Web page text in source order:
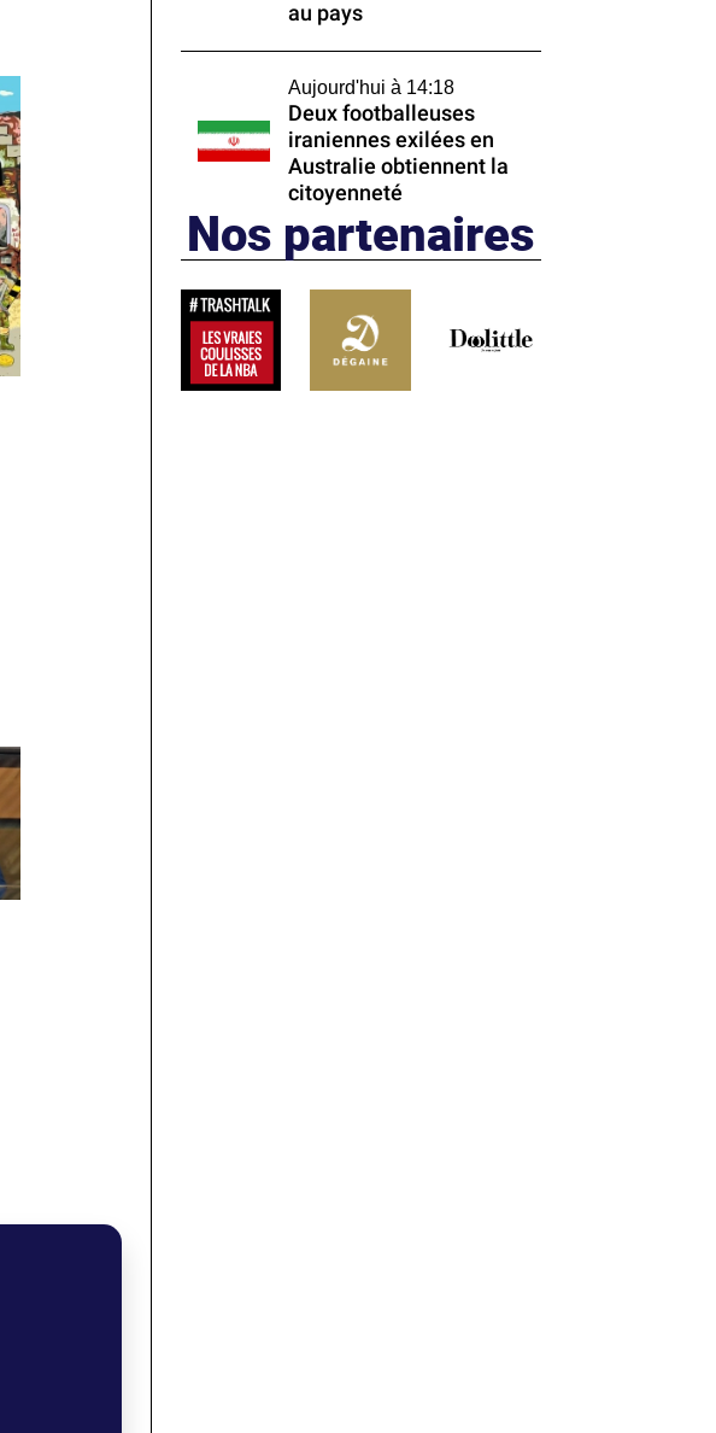
au pays
Aujourd'hui à 14:18
Deux footballeuses
iraniennes exilées en
Australie obtiennent la
citoyenneté
Nos partenaires